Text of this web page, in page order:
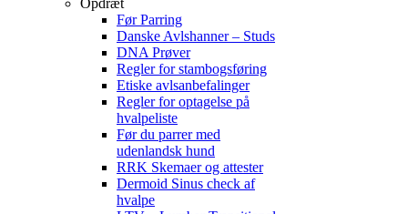
Opdræt
Før Parring
Danske Avlshanner – Studs
DNA Prøver
Regler for stambogsføring
Etiske avlsanbefalinger
Regler for optagelse på
hvalpeliste
Før du parrer med
udenlandsk hund
RRK Skemaer og attester
Dermoid Sinus check af
hvalpe